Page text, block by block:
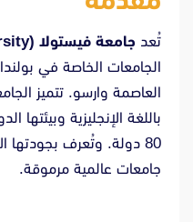
تُعد جامعة فيستولا (Vistula University)
الجامعات الخاصة في
العاصمة وارسو. تتميز
باللغة الإنجليزية وبيئتها
80 دولة. وتُعرف بجودتها
جامعات عالمية مرموقة.